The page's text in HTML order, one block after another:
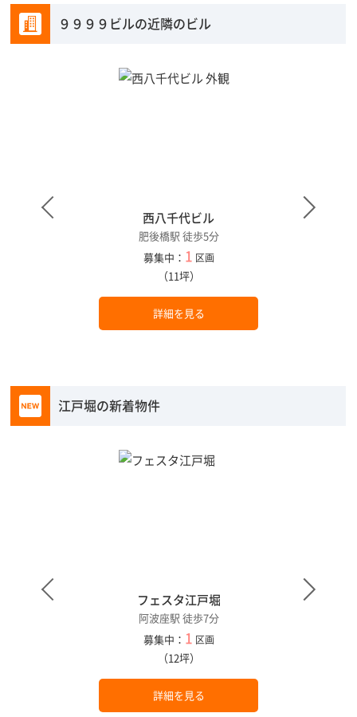
９９９９ビルの近隣のビル
西八千代ビル
肥後橋駅 徒歩5分
募集中： 1 区画
（11坪）
詳細を見る
江戸堀の新着物件
フェスタ江戸堀
阿波座駅 徒歩7分
募集中： 1 区画
（12坪）
詳細を見る